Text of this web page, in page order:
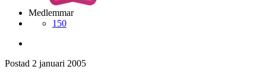
Medlemmar
150
Postad 2 januari 2005